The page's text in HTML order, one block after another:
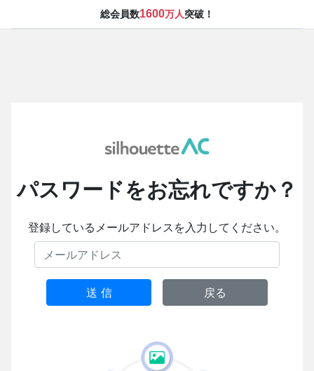
総会員数1600万人突破！
パスワードをお忘れですか？
登録しているメールアドレスを入力してください。
送 信 戻る